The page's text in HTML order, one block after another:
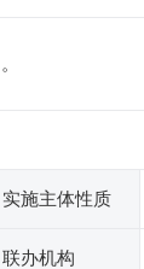
实施主体性质
联办机构